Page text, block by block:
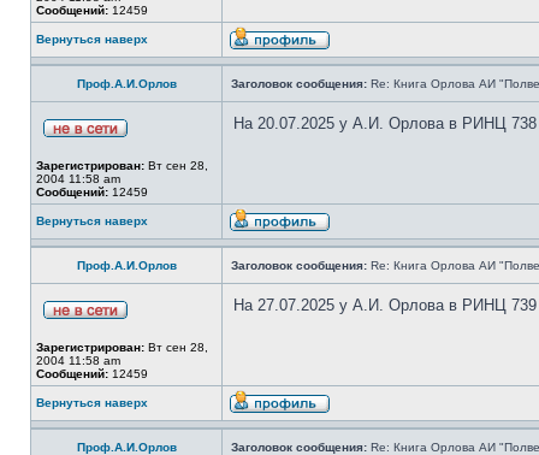
Сообщений: 12459
Вернуться наверх
Проф.А.И.Орлов Заголовок сообщения: Re: Книга Орлова АИ
Зарегистрирован: Вт сен 28,
2004 11:58 am
Сообщений: 12459
На 20.07.2025 у А.И. Орлова в РИНЦ 738
Вернуться наверх
Проф.А.И.Орлов Заголовок сообщения: Re: Книга Орлова АИ
Зарегистрирован: Вт сен 28,
2004 11:58 am
Сообщений: 12459
На 27.07.2025 у А.И. Орлова в РИНЦ 739
Вернуться наверх
Проф.А.И.Орлов Заголовок сообщения: Re: Книга Орлова АИ